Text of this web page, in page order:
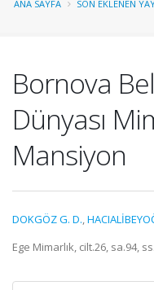
ANA SAYFA SON EKLENEN
Bornova
Dünyası
Mansiyon
DOKGÖZ G. D.,
Ege Mimarlık, cilt.26, sa.94,